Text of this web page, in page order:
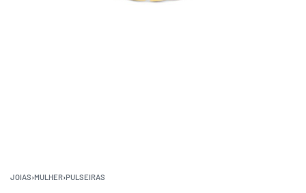
JOIAS›MULHER›PULSEIRAS